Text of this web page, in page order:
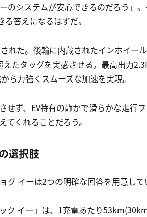
のシステムが安心できるのだろう」
答えになるはずだ。
れた。後輪に内蔵されたインホイー
たタッグを実感させる。最高出力
ら力強くスムーズな加速を実現。
ず、EV特有の静かで滑らかな走行
くれることだろう。
選択肢
グ イーは2つの明確な回答を用意して
ク イー」は、1充電あたり